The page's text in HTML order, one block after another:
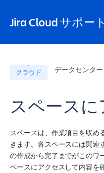
Jira Cloud サポート
クラウド データセンター
スペース
スペースは、作業項目を収め
きます。各スペースには関連
の作成から完了までがこのワ
ペースにアクセスして内容を